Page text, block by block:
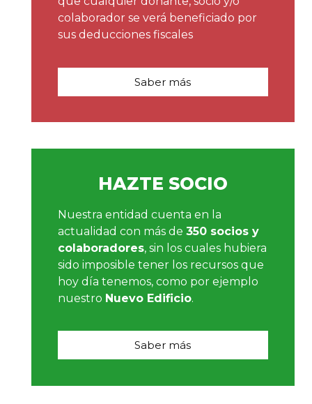
colaborador se verá beneficiado por
sus deducciones fiscales
Saber más
HAZTE SOCIO
Nuestra entidad cuenta en la
actualidad con más de 350 socios y
colaboradores, sin los cuales hubiera
sido imposible tener los recursos que
hoy día tenemos, como por ejemplo
nuestro Nuevo Edificio.
Saber más